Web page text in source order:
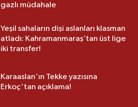
gazlı müdahale
Yeşil sahaların dişi aslanları klasman
atladı: Kahramanmaraş’tan üst lige
iki transfer!
Karaaslan'ın Tekke yazısına
Erkoç'tan açıklama!